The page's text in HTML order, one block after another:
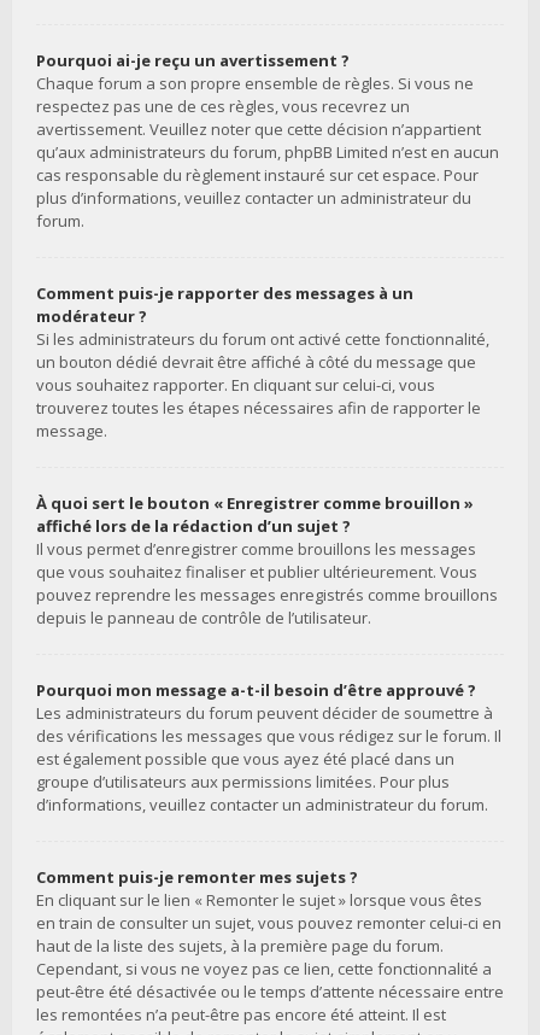
Pourquoi ai-je reçu un avertissement ?
Chaque forum a son propre ensemble de règles. Si vous ne
respectez pas une de ces règles, vous recevrez un
avertissement. Veuillez noter que cette décision n’appartient
qu’aux administrateurs du forum, phpBB Limited n’est en aucun
cas responsable du règlement instauré sur cet espace. Pour
plus d’informations, veuillez contacter un administrateur du
forum.
Comment puis-je rapporter des messages à un
modérateur ?
Si les administrateurs du forum ont activé cette fonctionnalité,
un bouton dédié devrait être affiché à côté du message que
vous souhaitez rapporter. En cliquant sur celui-ci, vous
trouverez toutes les étapes nécessaires afin de rapporter le
message.
À quoi sert le bouton « Enregistrer comme brouillon »
affiché lors de la rédaction d’un sujet ?
Il vous permet d’enregistrer comme brouillons les messages
que vous souhaitez finaliser et publier ultérieurement. Vous
pouvez reprendre les messages enregistrés comme brouillons
depuis le panneau de contrôle de l’utilisateur.
Pourquoi mon message a-t-il besoin d’être approuvé ?
Les administrateurs du forum peuvent décider de soumettre à
des vérifications les messages que vous rédigez sur le forum. Il
est également possible que vous ayez été placé dans un
groupe d’utilisateurs aux permissions limitées. Pour plus
d’informations, veuillez contacter un administrateur du forum.
Comment puis-je remonter mes sujets ?
En cliquant sur le lien « Remonter le sujet » lorsque vous êtes
en train de consulter un sujet, vous pouvez remonter celui-ci en
haut de la liste des sujets, à la première page du forum.
Cependant, si vous ne voyez pas ce lien, cette fonctionnalité a
peut-être été désactivée ou le temps d’attente nécessaire entre
les remontées n’a peut-être pas encore été atteint. Il est